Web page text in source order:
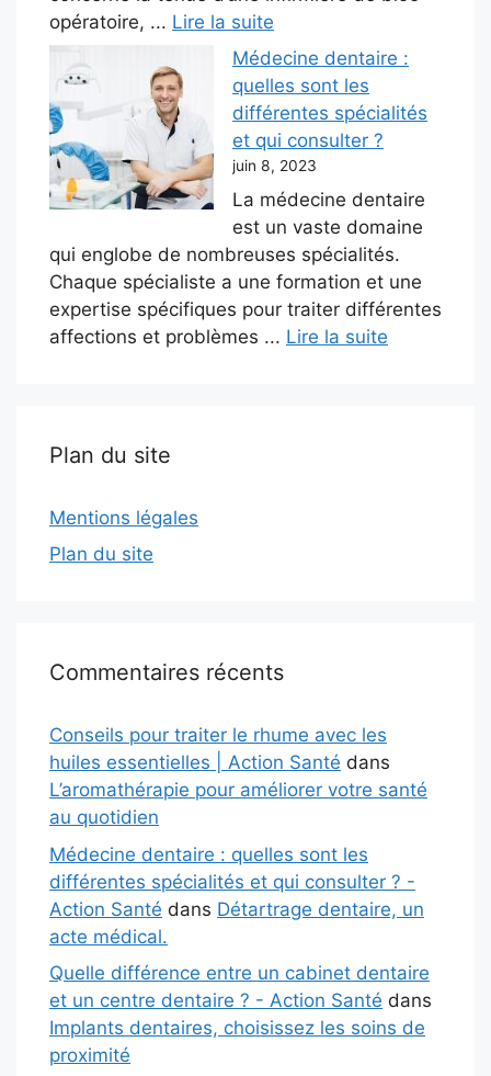
opératoire, ... Lire la suite
Médecine dentaire :
quelles sont les
différentes spécialités
et qui consulter ?
juin 8, 2023
La médecine dentaire
est un vaste domaine
qui englobe de nombreuses spécialités.
Chaque spécialiste a une formation et une
expertise spécifiques pour traiter différentes
affections et problèmes ... Lire la suite
Plan du site
Mentions légales
Plan du site
Commentaires récents
Conseils pour traiter le rhume avec les
huiles essentielles | Action Santé dans
L’aromathérapie pour améliorer votre santé
au quotidien
Médecine dentaire : quelles sont les
différentes spécialités et qui consulter ? -
Action Santé dans Détartrage dentaire, un
acte médical.
Quelle différence entre un cabinet dentaire
et un centre dentaire ? - Action Santé dans
Implants dentaires, choisissez les soins de
proximité